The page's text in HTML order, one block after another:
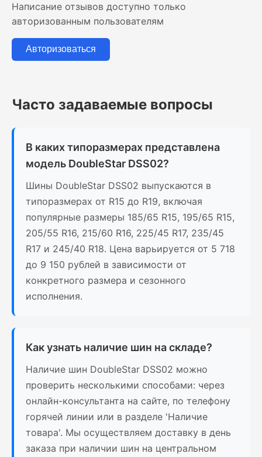
Написание отзывов доступно только
авторизованным пользователям
Авторизоваться
Часто задаваемые вопросы
В каких типоразмерах представлена
модель DoubleStar DSS02?
Шины DoubleStar DSS02 выпускаются в
типоразмерах от R15 до R19, включая
популярные размеры 185/65 R15, 195/65 R15,
205/55 R16, 215/60 R16, 225/45 R17, 235/45
R17 и 245/40 R18. Цена варьируется от 5 718
до 9 150 рублей в зависимости от
конкретного размера и сезонного
исполнения.
Как узнать наличие шин на складе?
Наличие шин DoubleStar DSS02 можно
проверить несколькими способами: через
онлайн-консультанта на сайте, по телефону
горячей линии или в разделе 'Наличие
товара'. Мы осуществляем доставку в день
заказа при наличии шин на центральном